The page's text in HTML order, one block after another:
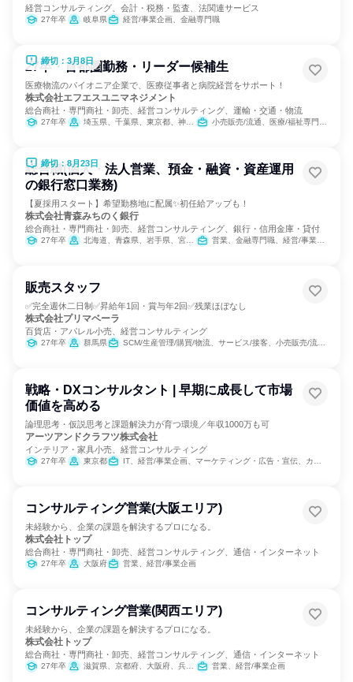
経営コンサルティング、会計・税務・監査、法関連サービス
27年卒 岐阜県 経営/事業企画、金融専門職
締切：3月8日
27卒・首都圏勤務・リーダー候補生
医療物流のパイオニア企業で、医療従事者と病院経営をサポート！
株式会社エフエスユニマネジメント
総合商社・専門商社・卸売、経営コンサルティング、運輸・交通・物流
27年卒 埼玉県、千葉県、東京都、神奈川県 小売販売/流通、医療/福祉専門職、交通/運輸、SCM/生産管理/購買/物流
締切：8月23日
総合職(個人・法人営業、預金・融資・資産運用
の銀行窓口業務)
【夏採用スタート】希望勤務地に配属✨初任給アップも！
株式会社青森みちのく銀行
総合商社・専門商社・卸売、経営コンサルティング、銀行・信用金庫・貸付
27年卒 北海道、青森県、岩手県、宮城県、秋田県 営業、金融専門職、経営/事業企画
販売スタッフ
✅完全週休二日制✅昇給年1回・賞与年2回✅残業ほぼなし
株式会社プリマベーラ
百貨店・アパレル小売、経営コンサルティング
27年卒 群馬県 SCM/生産管理/購買/物流、サービス/接客、小売販売/流通、経営/事業企画
戦略・DXコンサルタント | 早期に成長して市場
価値を高める
論理思考・仮説思考と課題解決力が育つ環境／年収1000万も可
アーツアンドクラフツ株式会社
インテリア・家具小売、経営コンサルティング
27年卒 東京都 IT、経営/事業企画、マーケティング・広告・宣伝、カスタマーサクセス
コンサルティング営業(大阪エリア)
未経験から、企業の課題を解決するプロになる。
株式会社トップ
総合商社・専門商社・卸売、経営コンサルティング、通信・インターネット
27年卒 大阪府 営業、経営/事業企画
コンサルティング営業(関西エリア)
未経験から、企業の課題を解決するプロになる。
株式会社トップ
総合商社・専門商社・卸売、経営コンサルティング、通信・インターネット
27年卒 滋賀県、京都府、大阪府、兵庫県 営業、経営/事業企画